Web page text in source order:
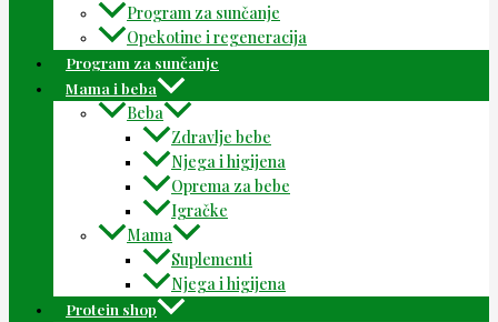
Program za sunčanje
Opekotine i regeneracija
Program za sunčanje
Mama i beba
Beba
Zdravlje bebe
Njega i higijena
Oprema za bebe
Igračke
Mama
Suplementi
Njega i higijena
Protein shop